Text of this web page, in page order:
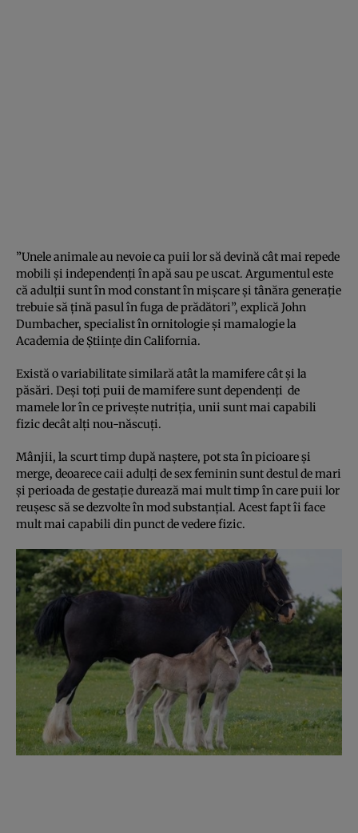
”Unele animale au nevoie ca puii lor să devină cât mai repede
mobili şi independenţi în apă sau pe uscat. Argumentul este
că adulţii sunt în mod constant în mişcare şi tânăra generaţie
trebuie să ţină pasul în fuga de prădători”, explică John
Dumbacher, specialist în ornitologie şi mamalogie la
Academia de Ştiinţe din California.
Există o variabilitate similară atât la mamifere cât şi la
păsări. Deşi toţi puii de mamifere sunt dependenţi de
mamele lor în ce priveşte nutriţia, unii sunt mai capabili
fizic decât alţi nou-născuţi.
Mânjii, la scurt timp după naştere, pot sta în picioare şi
merge, deoarece caii adulţi de sex feminin sunt destul de mari
şi perioada de gestaţie durează mai mult timp în care puii lor
reuşesc să se dezvolte în mod substanţial. Acest fapt îi face
mult mai capabili din punct de vedere fizic.